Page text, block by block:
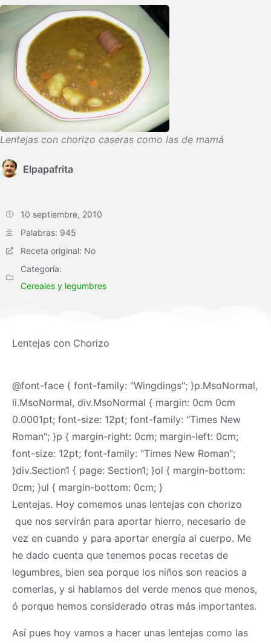
Lentejas con chorizo caseras como las de mamá
Elpapafrita
10 septiembre, 2010
Palabras: 945
Receta original: No
Categoría:
Cereales y legumbres
Lentejas con Chorizo
@font-face { font-family: "Wingdings"; }p.MsoNormal,
li.MsoNormal, div.MsoNormal { margin: 0cm 0cm
0.0001pt; font-size: 12pt; font-family: "Times New
Roman"; }p { margin-right: 0cm; margin-left: 0cm;
font-size: 12pt; font-family: "Times New Roman";
}div.Section1 { page: Section1; }ol { margin-bottom:
0cm; }ul { margin-bottom: 0cm; }
Lentejas. Hoy comemos unas lentejas con chorizo
que nos servirán para aportar hierro, necesario de
vez en cuando y para aportar energía al cuerpo. Me
he dado cuenta que tenemos pocas recetas de
legumbres, bien sea porque los niños son reacios a
comerlas, y si hablamos del verde menos que menos,
ó porque hemos considerado otras más importantes.
Así pues hoy vamos a hacer unas lentejas como las